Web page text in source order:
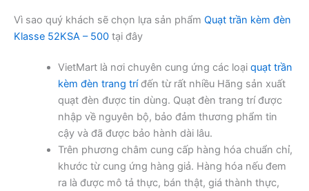
Vì sao quý khách sẽ chọn lựa sản phẩm Quạt trần kèm đèn
Klasse 52KSA – 500 tại đây
VietMart là nơi chuyên cung ứng các loại quạt trần
kèm đèn trang tríđến từ rất nhiều Hãng sản xuất
quạt đèn được tin dùng. Quạt đèn trang trí được
nhập về nguyên bộ, bảo đảm thương phẩm tin
cậy và đã được bảo hành dài lâu.
Trên phương châm cung cấp hàng hóa chuẩn chỉ,
khước từ cung ứng hàng giả. Hàng hóa nếu đem
ra là được mô tả thực, bán thật, giá thành thực,